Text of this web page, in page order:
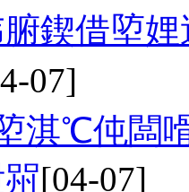
鍥借埅
07]
淇℃伅闆
[04-07]